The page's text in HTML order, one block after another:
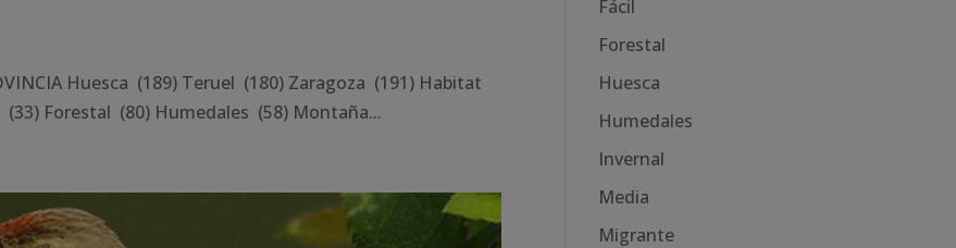
Huesca (189) Teruel (180) Zaragoza (191) Habitat
Forestal (80) Humedales (58) Montaña...
Fácil
Forestal
Huesca
Humedales
Invernal
Media
Migrante